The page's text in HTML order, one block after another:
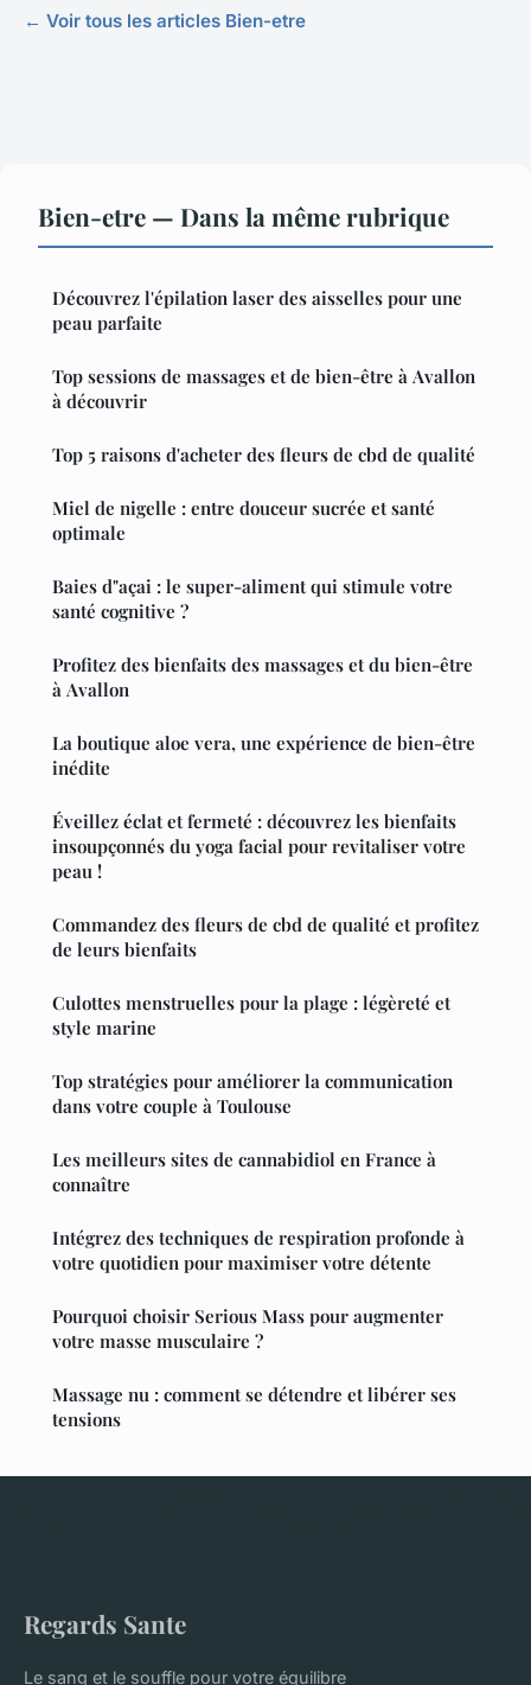
← Voir tous les articles Bien-etre
Bien-etre — Dans la même rubrique
Découvrez l'épilation laser des aisselles pour une
peau parfaite
Top sessions de massages et de bien-être à Avallon
à découvrir
Top 5 raisons d'acheter des fleurs de cbd de qualité
Miel de nigelle : entre douceur sucrée et santé
optimale
Baies d"açai : le super-aliment qui stimule votre
santé cognitive ?
Profitez des bienfaits des massages et du bien-être
à Avallon
La boutique aloe vera, une expérience de bien-être
inédite
Éveillez éclat et fermeté : découvrez les bienfaits
insoupçonnés du yoga facial pour revitaliser votre
peau !
Commandez des fleurs de cbd de qualité et profitez
de leurs bienfaits
Culottes menstruelles pour la plage : légèreté et
style marine
Top stratégies pour améliorer la communication
dans votre couple à Toulouse
Les meilleurs sites de cannabidiol en France à
connaître
Intégrez des techniques de respiration profonde à
votre quotidien pour maximiser votre détente
Pourquoi choisir Serious Mass pour augmenter
votre masse musculaire ?
Massage nu : comment se détendre et libérer ses
tensions
Regards Sante
Le sang et le souffle pour votre équilibre